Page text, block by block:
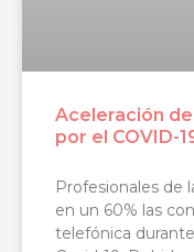
Aceleración
por el COVID-
Profesionales de
en un 60% las
telefónica